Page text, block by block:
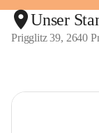
Unser
Prigglitz 39, 2640